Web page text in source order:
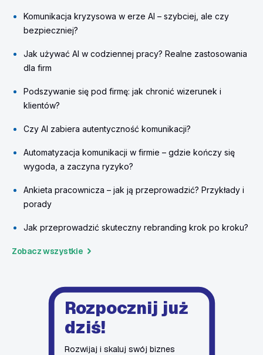
Komunikacja kryzysowa w erze AI – szybciej, ale czy
bezpieczniej?
Jak używać AI w codziennej pracy? Realne zastosowania
dla firm
Podszywanie się pod firmę: jak chronić wizerunek i
klientów?
Czy AI zabiera autentyczność komunikacji?
Automatyzacja komunikacji w firmie – gdzie kończy się
wygoda, a zaczyna ryzyko?
Ankieta pracownicza – jak ją przeprowadzić? Przykłady i
porady
Jak przeprowadzić skuteczny rebranding krok po kroku?
Zobacz wszystkie
Rozpocznij już
dziś!
Rozwijaj i skaluj swój biznes